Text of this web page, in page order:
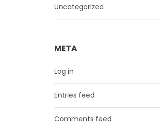
Uncategorized
META
Log in
Entries feed
Comments feed